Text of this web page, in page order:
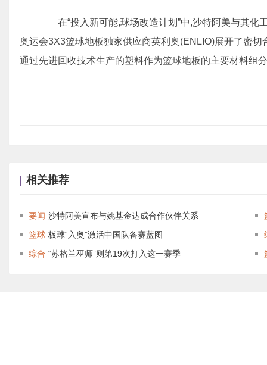
在“投入新可能,球场改造计划”中,沙特阿美与其化
奥运会3X3篮球地板独家供应商英利奥(ENLIO)展开了密
通过先进回收技术生产的塑料作为篮球地板的主要材料组
相关推荐
要闻 沙特阿美宣布与姚基金达成合作伙伴关系
篮球 板球“入奥”激活中国队备赛蓝图
综合 “苏格兰巫师”则第19次打入这一赛季